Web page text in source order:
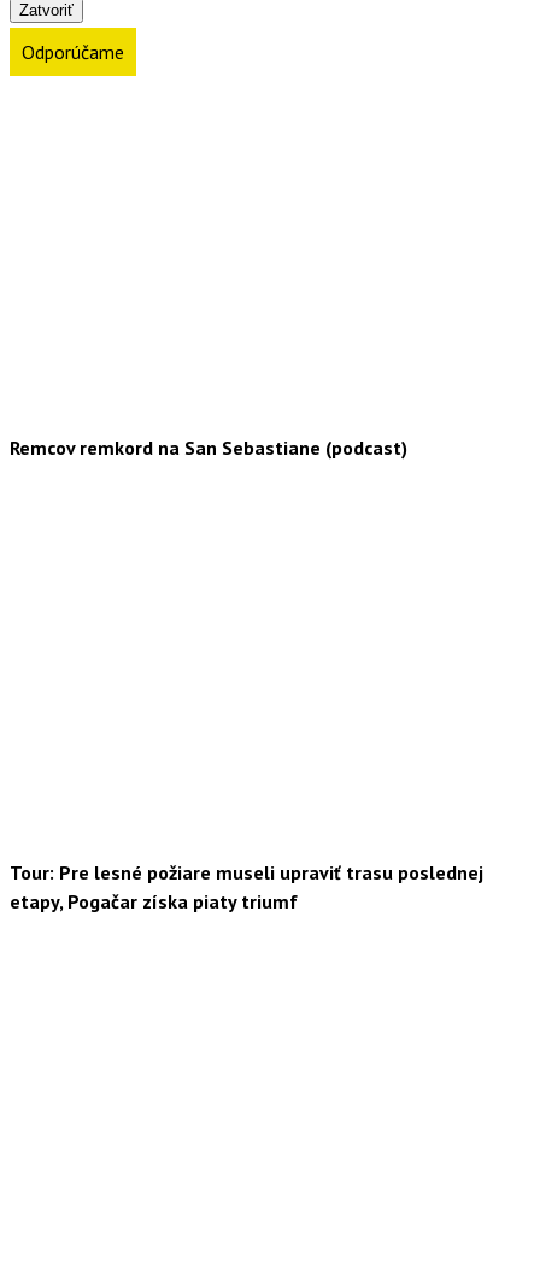
Zatvoriť
Odporúčame
Remcov remkord na San Sebastiane (podcast)
Tour: Pre lesné požiare museli upraviť trasu poslednej
etapy, Pogačar získa piaty triumf